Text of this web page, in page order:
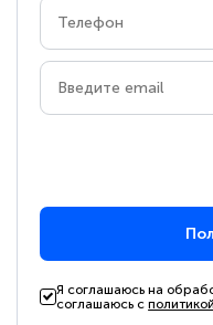
Я соглашаюсь на
соглашаюсь с